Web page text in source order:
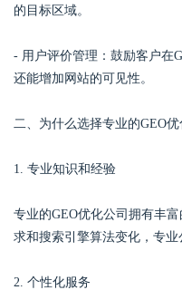
的目标区域。
- 用户评价管理：鼓励客户在
还能增加网站的可见性。
二、为什么选择专业的GEO优
1. 专业知识和经验
专业的GEO优化公司拥有丰
求和搜索引擎算法变化，专
2. 个性化服务